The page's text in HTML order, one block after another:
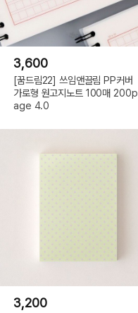
3,600
[꿈드림22] 쓰임앤끌림 PP커버
가로형 원고지노트 100매 200p
age 4.0
3,200